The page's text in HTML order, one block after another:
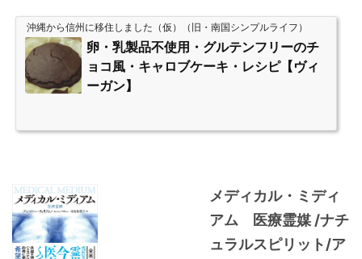
沖縄から信州に移住しました（仮）（旧・南国シンプルライフ）
卵・乳製品不使用・グルテンフリーのチ
ョコ風・キャロブケーキ・レシピ【ヴィ
ーガン】
メディカル・ミディ
アム 医療霊媒 /ナチ
ュラルスピリット/ア